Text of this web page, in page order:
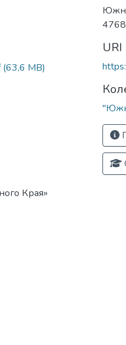
(63,6 MB)
Края»
URI